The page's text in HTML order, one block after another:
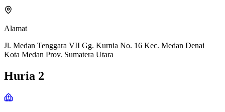
Alamat
Jl. Medan Tenggara VII Gg. Kurnia No. 16 Kec. Medan Denai
Kota Medan Prov. Sumatera Utara
Huria 2